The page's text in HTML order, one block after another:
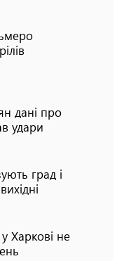
дані про
удари
град і
Харкові не